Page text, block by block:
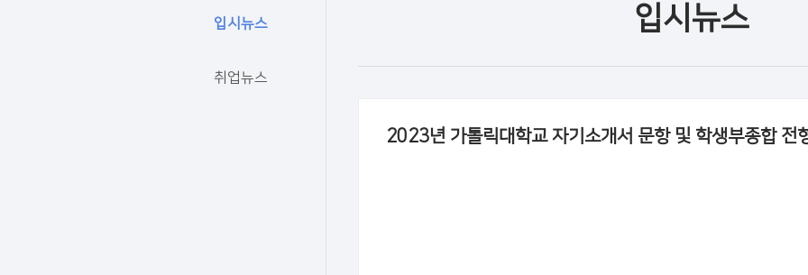
입시뉴스
취업뉴스
입시뉴스
2023년 가톨릭대학교 자기소개서 문항 및 학생부종합 전